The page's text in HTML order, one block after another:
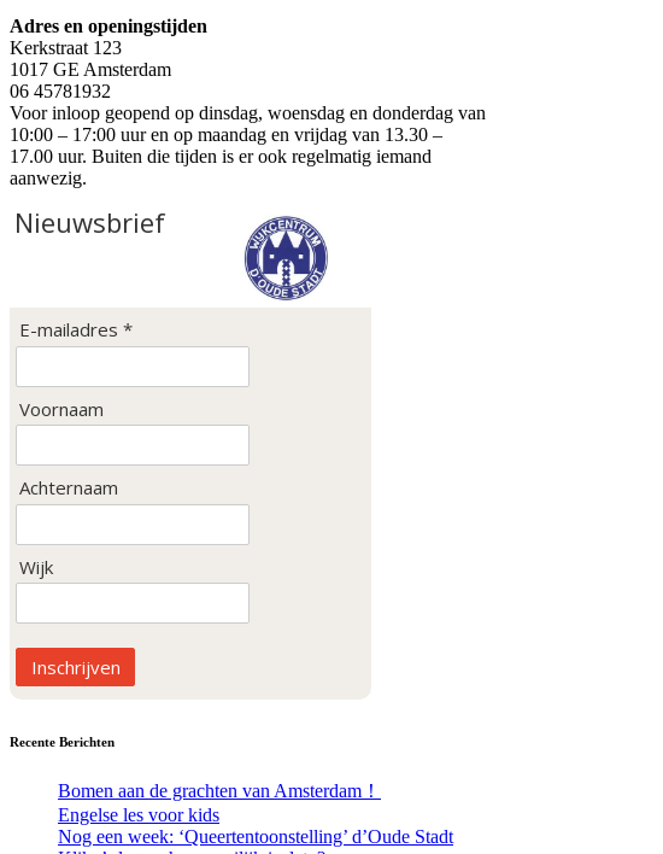
Adres en openingstijden
Kerkstraat 123
1017 GE Amsterdam
06 45781932
Voor inloop geopend op dinsdag, woensdag en donderdag van
10:00 – 17:00 uur en op maandag en vrijdag van 13.30 –
17.00 uur. Buiten die tijden is er ook regelmatig iemand
aanwezig.
Nieuwsbrief
E-mailadres *
Voornaam
Achternaam
Wijk
Inschrijven
Recente Berichten
Bomen aan de grachten van Amsterdam！
Engelse les voor kids
Nog een week: ‘Queertentoonstelling’ d’Oude Stadt